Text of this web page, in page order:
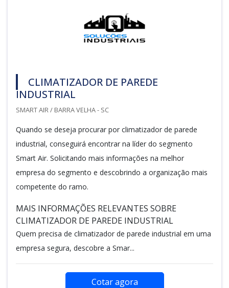
CLIMATIZADOR DE PAREDE
INDUSTRIAL
SMART AIR / BARRA VELHA - SC
Quando se deseja procurar por climatizador de parede
industrial, conseguirá encontrar na líder do segmento
Smart Air. Solicitando mais informações na melhor
empresa do segmento e descobrindo a organização mais
competente do ramo.
MAIS INFORMAÇÕES RELEVANTES SOBRE
CLIMATIZADOR DE PAREDE INDUSTRIAL
Quem precisa de climatizador de parede industrial em uma
empresa segura, descobre a Smar...
Cotar agora